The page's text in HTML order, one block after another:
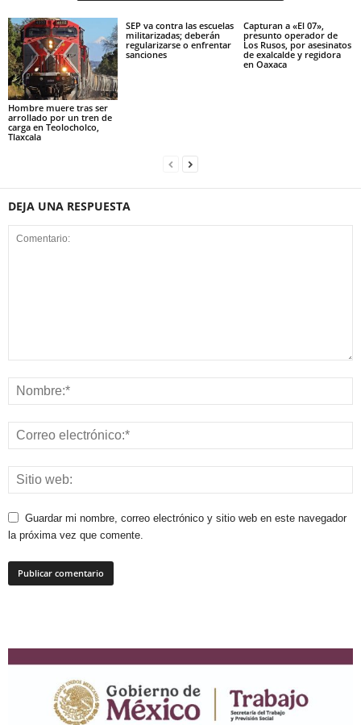
Hombre muere tras ser
arrollado por un tren de
carga en Teolocholco,
Tlaxcala
SEP va contra las escuelas
militarizadas; deberán
regularizarse o enfrentar
sanciones
Capturan a «El 07»,
presunto operador de
Los Rusos, por asesinatos
de exalcalde y regidora
en Oaxaca
DEJA UNA RESPUESTA
Guardar mi nombre, correo electrónico y sitio web en este navegador
la próxima vez que comente.